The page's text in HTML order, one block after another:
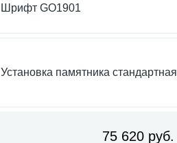
Шрифт GO1901
Установка памятника стандартная
75 620 руб.